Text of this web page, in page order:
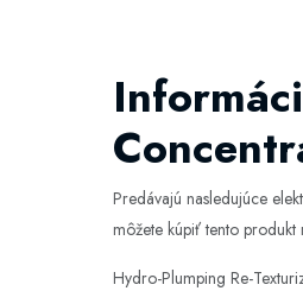
Predávajú nasledujúce
môžete kúpiť tento produkt
Hydro-Plumping Re-